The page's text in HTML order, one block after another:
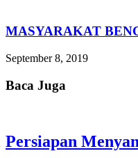
MASYARAKAT
September 8, 2019
Baca Juga
Persiapan